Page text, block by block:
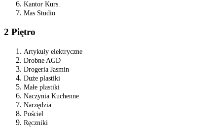
Kantor Kurs.
Mas Studio
2 Piętro
Artykuły elektryczne
Drobne AGD
Drogeria Jasmin
Duże plastiki
Małe plastiki
Naczynia Kuchenne
Narzędzia
Pościel
Ręczniki